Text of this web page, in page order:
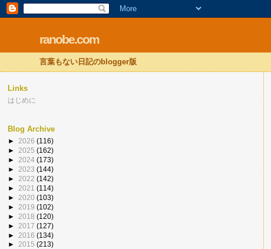
ranobe.com
言葉もない日記のblogger版
Links
はじめに
Blog Archive
► 2026 (116)
► 2025 (162)
► 2024 (173)
► 2023 (144)
► 2022 (142)
► 2021 (114)
► 2020 (103)
► 2019 (102)
► 2018 (120)
► 2017 (127)
► 2016 (134)
► 2015 (213)